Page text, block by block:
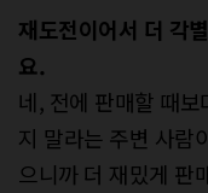
재도전이어서 더 각
요.
네, 전에 판매할 때
지 말라는 주변 사람
으니까 더 재밌게 판